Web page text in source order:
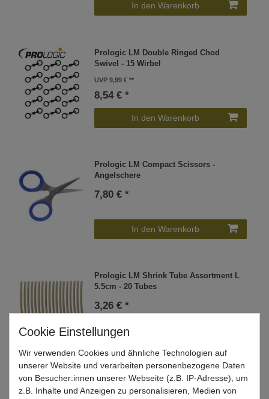
In den Warenkorb
Prologic LM Double Ringed Chod
Swivel - 15 Wirbel
UVP 9,99 €
8,54 € *
In den Warenkorb
Prologic LM Compact Scissors -
Angelschere
7,80 € *
In den Warenkorb
Prologic LM Shrink Tube Assortment L
5.5cm - 20 Tubes
3,26 € *
1.1 Meter
In den Warenkorb
Wir verwenden Cookies und ähnliche Technologien auf
unserer Website und verarbeiten personenbezogene Daten
von Besucher:innen unserer Webseite (z.B. IP-Adresse), um
z.B. Inhalte und Anzeigen zu personalisieren, Medien von